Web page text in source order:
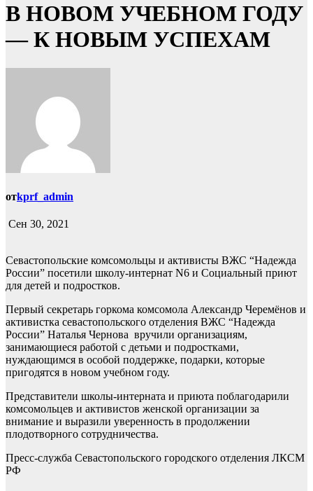
В НОВОМ УЧЕБНОМ ГОДУ
— К НОВЫМ УСПЕХАМ
отkprf_admin
Сен 30, 2021
Cевастопольские комсомольцы и активисты ВЖС “Надежда
России” посетили школу-интернат N6 и Социальный приют
для детей и подростков.
Первый секретарь горкома комсомола Александр Черемёнов и
активистка севастопольского отделения ВЖС “Надежда
России” Наталья Чернова вручили организациям,
занимающиеся работой с детьми и подростками,
нуждающимся в особой поддержке, подарки, которые
пригодятся в новом учебном году.
Представители школы-интерната и приюта поблагодарили
комсомольцев и активистов женской организации за
внимание и выразили уверенность в продолжении
плодотворного сотрудничества.
Пресс-служба Севастопольского городского отделения ЛКСМ
РФ